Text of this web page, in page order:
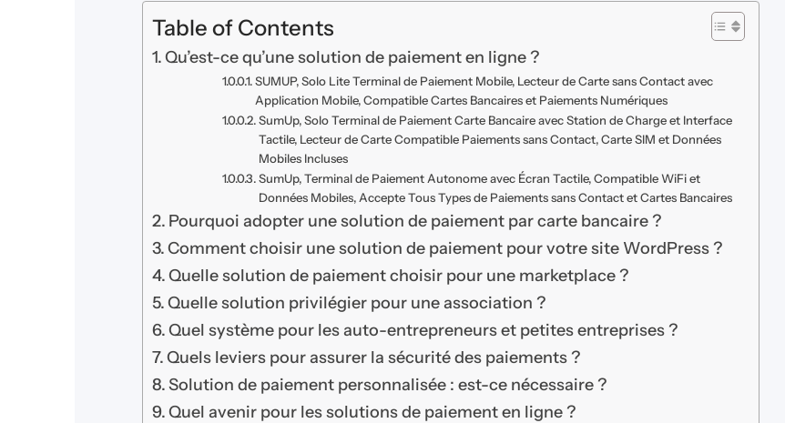
Table of Contents
Qu’est-ce qu’une solution de paiement en ligne ?
SUMUP, Solo Lite Terminal de Paiement Mobile, Lecteur de Carte sans Contact avec
Application Mobile, Compatible Cartes Bancaires et Paiements Numériques
SumUp, Solo Terminal de Paiement Carte Bancaire avec Station de Charge et Interface
Tactile, Lecteur de Carte Compatible Paiements sans Contact, Carte SIM et Données
Mobiles Incluses
SumUp, Terminal de Paiement Autonome avec Écran Tactile, Compatible WiFi et
Données Mobiles, Accepte Tous Types de Paiements sans Contact et Cartes Bancaires
Pourquoi adopter une solution de paiement par carte bancaire ?
Comment choisir une solution de paiement pour votre site WordPress ?
Quelle solution de paiement choisir pour une marketplace ?
Quelle solution privilégier pour une association ?
Quel système pour les auto-entrepreneurs et petites entreprises ?
Quels leviers pour assurer la sécurité des paiements ?
Solution de paiement personnalisée : est-ce nécessaire ?
Quel avenir pour les solutions de paiement en ligne ?